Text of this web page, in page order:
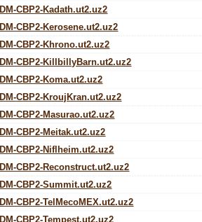
DM-CBP2-Kadath.ut2.uz2
DM-CBP2-Kerosene.ut2.uz2
DM-CBP2-Khrono.ut2.uz2
DM-CBP2-KillbillyBarn.ut2.uz2
DM-CBP2-Koma.ut2.uz2
DM-CBP2-KroujKran.ut2.uz2
DM-CBP2-Masurao.ut2.uz2
DM-CBP2-Meitak.ut2.uz2
DM-CBP2-Niflheim.ut2.uz2
DM-CBP2-Reconstruct.ut2.uz2
DM-CBP2-Summit.ut2.uz2
DM-CBP2-TelMecoMEX.ut2.uz2
DM-CBP2-Tempest.ut2.uz2